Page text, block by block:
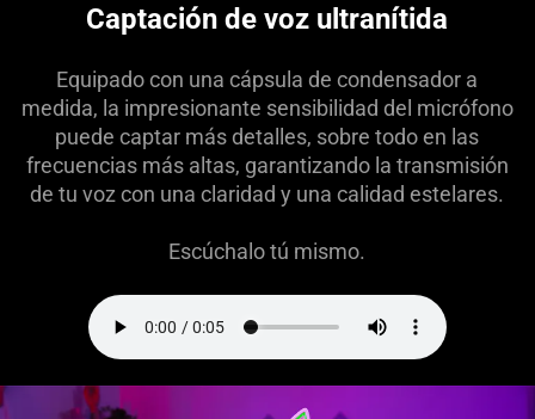
Captación de voz ultranítida
Equipado con una cápsula de condensador a
medida, la impresionante sensibilidad del micrófono
puede captar más detalles, sobre todo en las
frecuencias más altas, garantizando la transmisión
de tu voz con una claridad y una calidad estelares.
Escúchalo tú mismo.